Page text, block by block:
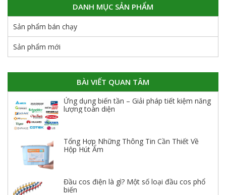
DANH MỤC SẢN PHẨM
Sản phẩm bán chạy
Sản phẩm mới
BÀI VIẾT QUAN TÂM
Ứng dụng biến tần – Giải pháp tiết kiệm năng
lượng toàn diện
Tổng Hợp Những Thông Tin Cần Thiết Về
Hộp Hút Ẩm
Đầu cos điện là gì? Một số loại đầu cos phổ
biến